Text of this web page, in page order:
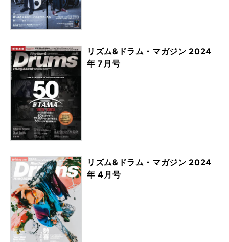
リズム&ドラム・マガジン 2024
年 7月号
リズム&ドラム・マガジン 2024
年 4月号